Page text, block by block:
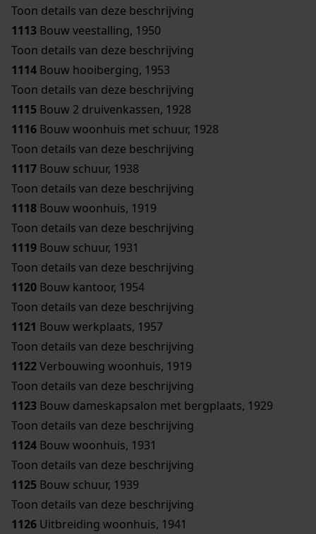
Toon details van deze beschrijving
1113 Bouw veestalling, 1950
Toon details van deze beschrijving
1114 Bouw hooiberging, 1953
Toon details van deze beschrijving
1115 Bouw 2 druivenkassen, 1928
1116 Bouw woonhuis met schuur, 1928
Toon details van deze beschrijving
1117 Bouw schuur, 1938
Toon details van deze beschrijving
1118 Bouw woonhuis, 1919
Toon details van deze beschrijving
1119 Bouw schuur, 1931
Toon details van deze beschrijving
1120 Bouw kantoor, 1954
Toon details van deze beschrijving
1121 Bouw werkplaats, 1957
Toon details van deze beschrijving
1122Verbouwing woonhuis, 1919
Toon details van deze beschrijving
1123 Bouw dameskapsalon met bergplaats, 1929
Toon details van deze beschrijving
1124 Bouw woonhuis, 1931
Toon details van deze beschrijving
1125 Bouw schuur, 1939
Toon details van deze beschrijving
1126 Uitbreiding woonhuis, 1941